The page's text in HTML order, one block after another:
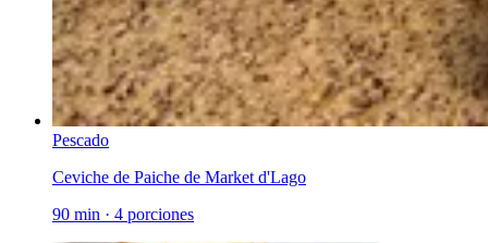
Pescado
Ceviche de Paiche de Market d'Lago
90 min · 4 porciones